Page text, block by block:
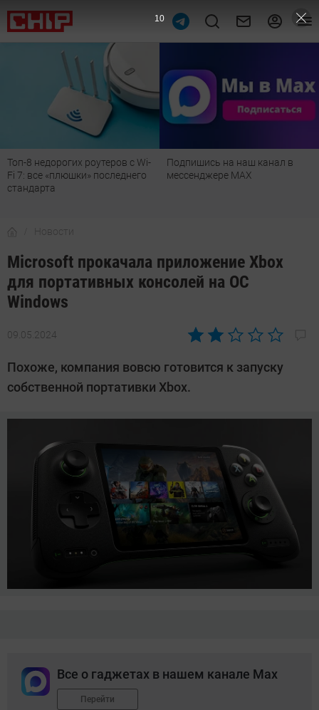
Топ-8 недорогих роутеров с Wi-
Fi 7: все «плюшки» последнего
стандарта
Подпишись на наш канал в
мессенджере МАХ
Новости
Microsoft прокачала приложение Xbox
для портативных консолей на ОС
Windows
09.05.2024
Автор:
Довлатова
Похоже, компания вовсю готовится к запуску
собственной портативки Xbox.
Все о гаджетах в нашем канале Max
Перейти
9